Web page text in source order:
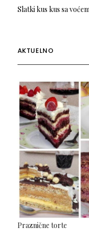
Slatki kus kus sa
AKTUELNO
Praznične torte